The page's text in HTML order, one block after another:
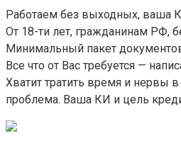
Работаем без выходных, ваша
От 18-ти лет, гражданинам РФ,
Минимальный пакет
Все что от Вас требуется —
Хватит тратить время и нервы
проблема. Ваша КИ и цель